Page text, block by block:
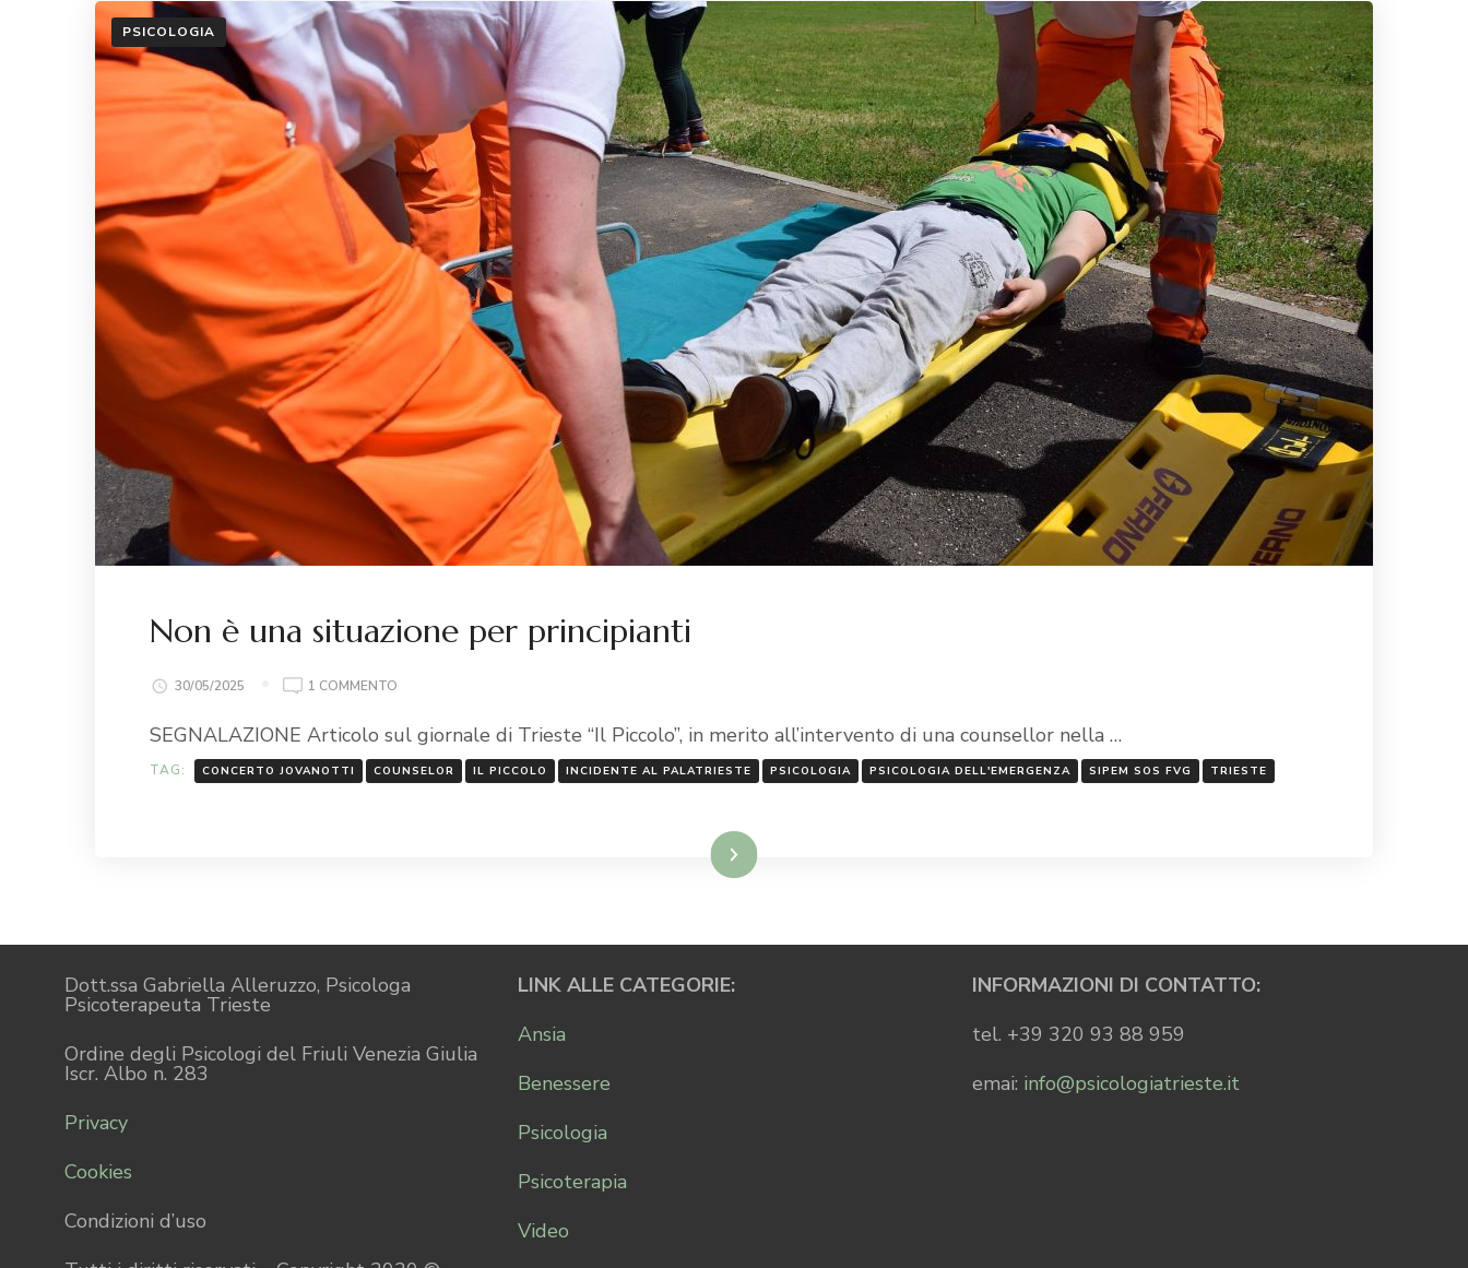
PSICOLOGIA
Non è una situazione per principianti
30/05/2025 1 COMMENTO
SEGNALAZIONE Articolo sul giornale di Trieste “Il Piccolo”, in merito all’intervento di una counsellor nella …
TAG: CONCERTO JOVANOTTI COUNSELOR IL PICCOLO INCIDENTE AL PALATRIESTE PSICOLOGIA PSICOLOGIA DELL'EMERGENZA SIPEM SOS FVG TRIESTE
Leggi...
Dott.ssa Gabriella Alleruzzo, Psicologa
Psicoterapeuta Trieste
Ordine degli Psicologi del Friuli Venezia Giulia
Iscr. Albo n. 283
Privacy
Cookies
Condizioni d’uso
LINK ALLE CATEGORIE:
Ansia
Benessere
Psicologia
Psicoterapia
Video
INFORMAZIONI DI CONTATTO:
tel. +39 320 93 88 959
emai: info@psicologiatrieste.it